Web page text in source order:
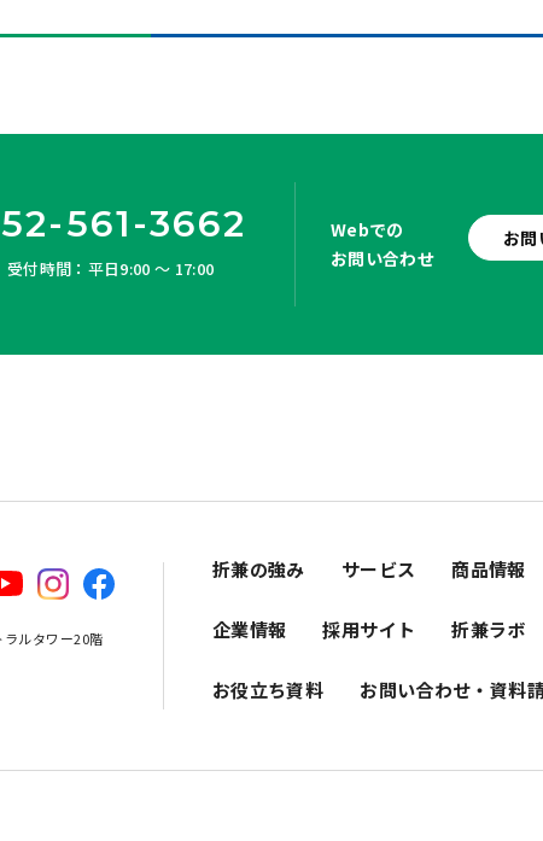
561-3662
受付時間：平日9:00 ～ 17:00
Webでの
お問い合わせ
お
ルタワー20階
折兼の強み サービス 商品情報
企業情報 採用サイト 折兼ラボ
お役立ち資料 お問い合わせ・資料